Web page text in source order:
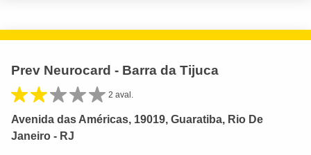
Prev Neurocard - Barra da Tijuca
2 aval.
Avenida das Américas, 19019, Guaratiba, Rio De
Janeiro - RJ